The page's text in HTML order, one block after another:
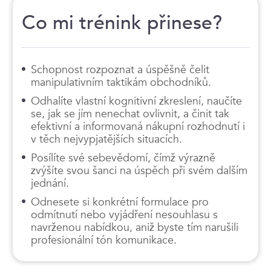
Co mi trénink přinese?
Schopnost rozpoznat a úspěšně čelit
manipulativním taktikám obchodníků.
Odhalíte vlastní kognitivní zkreslení, naučíte
se, jak se jím nenechat ovlivnit, a činit tak
efektivní a informovaná nákupní rozhodnutí i
v těch nejvypjatějších situacích.
Posílíte své sebevědomí, čímž výrazně
zvýšíte svou šanci na úspěch při svém dalším
jednání.
Odnesete si konkrétní formulace pro
odmítnutí nebo vyjádření nesouhlasu s
navrženou nabídkou, aniž byste tím narušili
profesionální tón komunikace.